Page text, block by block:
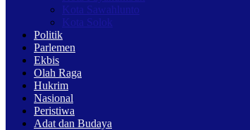
Kota Sawahlunto
Kota Solok
Politik
Parlemen
Ekbis
Olah Raga
Hukrim
Nasional
Peristiwa
Adat dan Budaya